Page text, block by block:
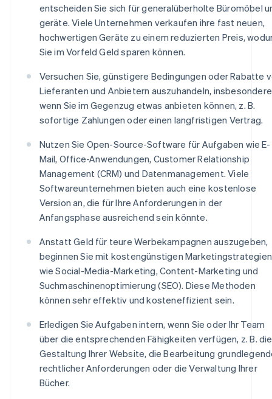
entscheiden Sie sich für generalüberholte Büromöbel
geräte. Viele Unternehmen verkaufen ihre fast neuen,
hochwertigen Geräte zu einem reduzierten Preis,
Sie im Vorfeld Geld sparen können.
Versuchen Sie, günstigere Bedingungen oder Rabatte
Lieferanten und Anbietern auszuhandeln, insbesondere
wenn Sie im Gegenzug etwas anbieten können, z. B.
sofortige Zahlungen oder einen langfristigen Vertrag.
Nutzen Sie Open-Source-Software für Aufgaben wie E-
Mail, Office-Anwendungen, Customer Relationship
Management (CRM) und Datenmanagement. Viele
Softwareunternehmen bieten auch eine kostenlose
Version an, die für Ihre Anforderungen in der
Anfangsphase ausreichend sein könnte.
Anstatt Geld für teure Werbekampagnen auszugeben,
beginnen Sie mit kostengünstigen Marketingstrategien
wie Social-Media-Marketing, Content-Marketing und
Suchmaschinenoptimierung (SEO). Diese Methoden
können sehr effektiv und kosteneffizient sein.
Erledigen Sie Aufgaben intern, wenn Sie oder Ihr Team
über die entsprechenden Fähigkeiten verfügen, z. B. die
Gestaltung Ihrer Website, die Bearbeitung
rechtlicher Anforderungen oder die Verwaltung Ihrer
Bücher.